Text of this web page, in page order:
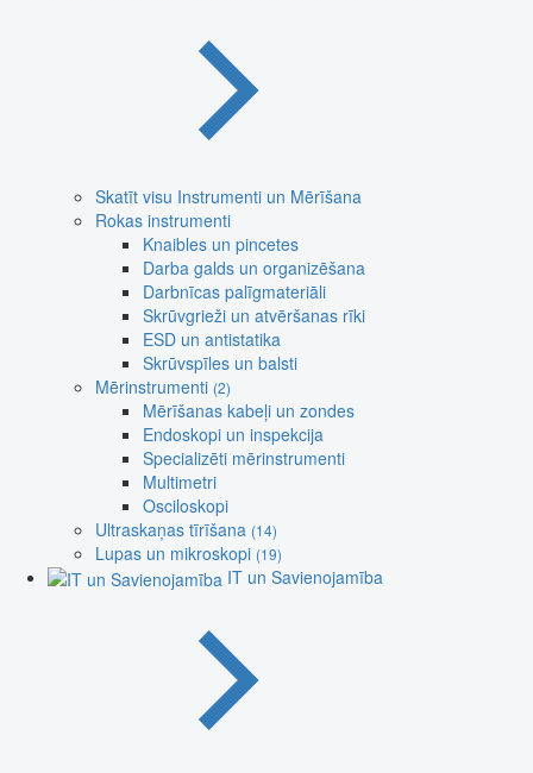
Skatīt visu Instrumenti un Mērīšana
Rokas instrumenti
Knaibles un pincetes
Darba galds un organizēšana
Darbnīcas palīgmateriāli
Skrūvgrieži un atvēršanas rīki
ESD un antistatika
Skrūvspīles un balsti
Mērinstrumenti (2)
Mērīšanas kabeļi un zondes
Endoskopi un inspekcija
Specializēti mērinstrumenti
Multimetri
Osciloskopi
Ultraskaņas tīrīšana (14)
Lupas un mikroskopi (19)
IT un Savienojamība